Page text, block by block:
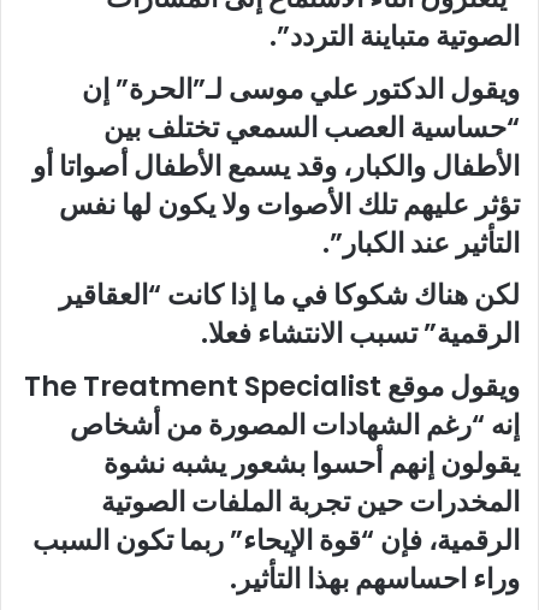
الصوتية متباينة التردد”.
ويقول الدكتور علي موسى لـ”الحرة” إن
“حساسية العصب السمعي تختلف بين
الأطفال والكبار، وقد يسمع الأطفال أصواتا أو
تؤثر عليهم تلك الأصوات ولا يكون لها نفس
التأثير عند الكبار”.
لكن هناك شكوكا في ما إذا كانت “العقاقير
الرقمية” تسبب الانتشاء فعلا.
ويقول موقع The Treatment Specialist
إنه “رغم الشهادات المصورة من أشخاص
يقولون إنهم أحسوا بشعور يشبه نشوة
المخدرات حين تجربة الملفات الصوتية
الرقمية، فإن “قوة الإيحاء” ربما تكون السبب
وراء احساسهم بهذا التأثير.